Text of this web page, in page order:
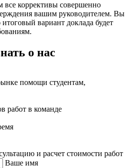
коррективы совершенно
вашим руководителем. Вы
вариант доклада будет
о нас
помощи студентам,
работ в команде
и расчет стоимости работ
Ваше имя